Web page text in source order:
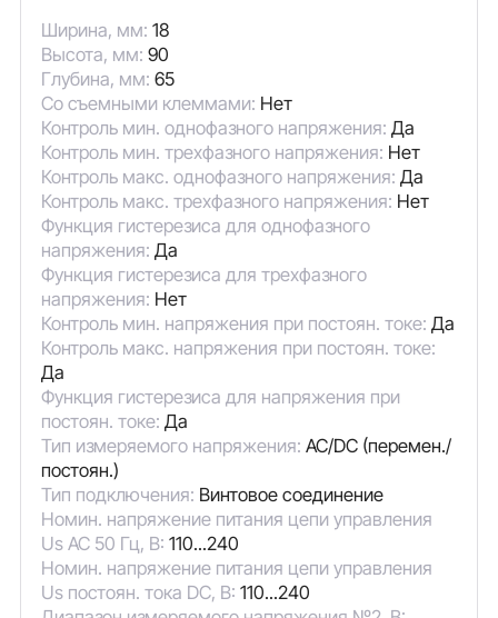
Ширина, мм: 18
Высота, мм: 90
Глубина, мм: 65
Со съемными клеммами: Нет
Контроль мин. однофазного напряжения: Да
Контроль мин. трехфазного напряжения: Нет
Контроль макс. однофазного напряжения: Да
Контроль макс. трехфазного напряжения: Нет
Функция гистерезиса для однофазного
напряжения: Да
Функция гистерезиса для трехфазного
напряжения: Нет
Контроль мин. напряжения при постоян. токе: Да
Контроль макс. напряжения при постоян. токе:
Да
Функция гистерезиса для напряжения при
постоян. токе: Да
Тип измеряемого напряжения: AC/DC (перемен./
постоян.)
Тип подключения: Винтовое соединение
Номин. напряжение питания цепи управления
Us AC 50 Гц, В: 110...240
Номин. напряжение питания цепи управления
Us постоян. тока DC, В: 110...240